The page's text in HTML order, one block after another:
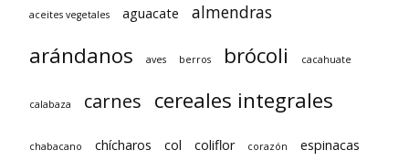
aceites vegetales aguacate almendras
arándanos aves berros brócoli cacahuate
calabaza carnes cereales integrales
chabacano chícharos col coliflor corazón espinacas